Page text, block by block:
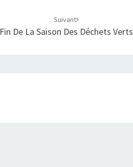
Suivant
Fin De La Saison Des Déchets Verts